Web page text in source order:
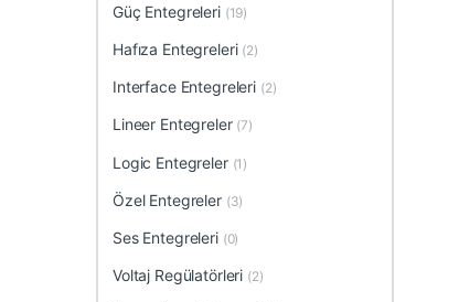
Güç Entegreleri (19)
Hafıza Entegreleri (2)
Interface Entegreleri (2)
Lineer Entegreler (7)
Logic Entegreler (1)
Özel Entegreler (3)
Ses Entegreleri (0)
Voltaj Regülatörleri (2)